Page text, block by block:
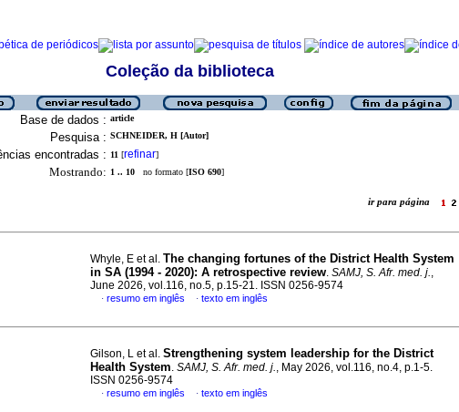
Coleção da biblioteca
Base de dados : article
Pesquisa : SCHNEIDER, H [Autor]
encontradas : 11 [refinar]
Mostrando: 1 .. 10 no formato [ISO 690]
ir para página
Whyle, E et al. The changing fortunes of the District Health System
in SA (1994 - 2020): A retrospective review. SAMJ, S. Afr. med. j.,
June 2026, vol.116, no.5, p.15-21. ISSN 0256-9574
· resumo em inglês · texto em inglês
Gilson, L et al. Strengthening system leadership for the District
Health System. SAMJ, S. Afr. med. j., May 2026, vol.116, no.4, p.1-5.
ISSN 0256-9574
· resumo em inglês · texto em inglês